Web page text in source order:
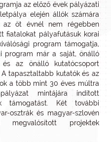
az előző évek pályázati
elején állók számára
az öt évnél nem régebben
fiatalokat pályafutásuk korai
program támogatja,
program már a saját, önálló
és az önálló kutatócsoport
tapasztaltabb kutatók és az
a több mint 30 éves múltra
mintájára indított
támogatást. Két további
osztrák és magyar-szlovén
megvalósított projektek